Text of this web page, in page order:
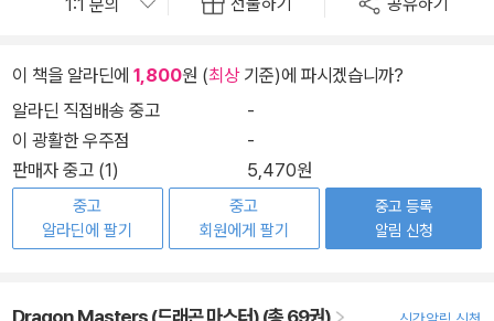
선물하기 공유하기
이 책을 알라딘에 1,800원 (최상기준)에 파시겠습니까?
알라딘 직접배송 중고
-
이 광활한 우주점
-
판매자 중고 (1)
5,470원
중고
알라딘에 팔기
중고
회원에게 팔기
중고 등록
알림 신청